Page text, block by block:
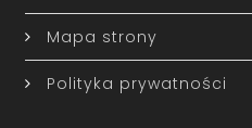
Mapa strony
Polityka prywatności